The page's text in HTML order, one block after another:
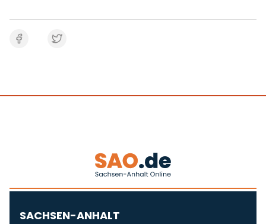
SACHSEN-ANHALT